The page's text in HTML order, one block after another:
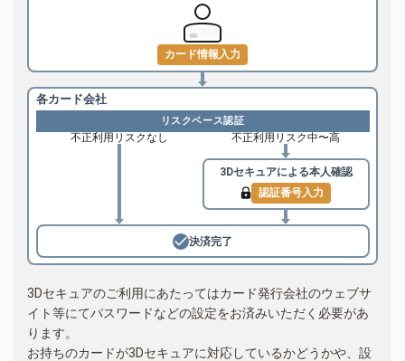
カード情報入力
各カード会社
リスクベース認証
不正利用リスクなし 不正利用リスク中〜高
3Dセキュアによる本人確認
認証番号入力
決済完了
3Dセキュアのご利用にあたってはカード発行会社のウェブサ
イト等にてパスワードなどの設定をお済みいただく必要があ
ります。
お持ちのカードが3Dセキュアに対応しているかどうかや、設